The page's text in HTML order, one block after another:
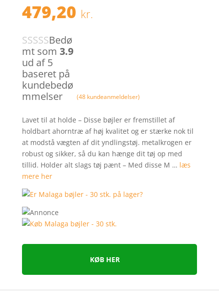
479,20 kr.
Bedø
mt som 3.9
ud af 5
baseret på
kundebedø
mmelser
(48kundeanmeldelser)
Lavet til at holde – Disse bøjler er fremstillet af
holdbart ahorntræ af høj kvalitet og er stærke nok til
at modstå vægten af dit yndlingstøj. metalkrogen er
robust og sikker, så du kan hænge dit tøj op med
tillid. Holder alt slags tøj pænt – Med disse M … læs
mere her
KØB HER